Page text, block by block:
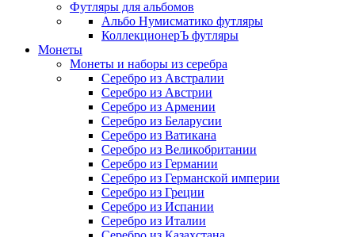
Футляры для альбомов
Альбо Нумисматико футляры
КоллекционерЪ футляры
Монеты
Монеты и наборы из серебра
Серебро из Австралии
Серебро из Австрии
Серебро из Армении
Серебро из Беларусии
Серебро из Ватикана
Серебро из Великобритании
Серебро из Германии
Серебро из Германской империи
Серебро из Греции
Серебро из Испании
Серебро из Италии